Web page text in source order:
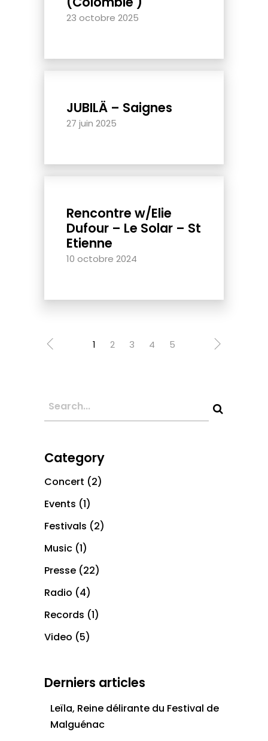
23 octobre 2025
JUBILÄ – Saignes
27 juin 2025
Rencontre w/Elie
Dufour – Le Solar – St
Etienne
10 octobre 2024
1 2 3 4 5
Category
Concert (2)
Events (1)
Festivals (2)
Music (1)
Presse (22)
Radio (4)
Records (1)
Video (5)
Derniers articles
Leïla, Reine délirante du Festival de
Malguénac